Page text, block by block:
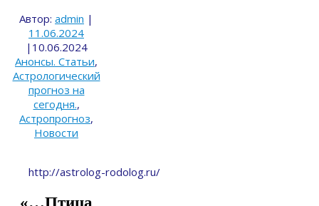
Автор: admin |
11.06.2024
| 10.06.2024
Анонсы. Статьи,
Астрологический
прогноз на
сегодня.,
Астропрогноз,
Новости
http://astrolog-rodolog.ru/